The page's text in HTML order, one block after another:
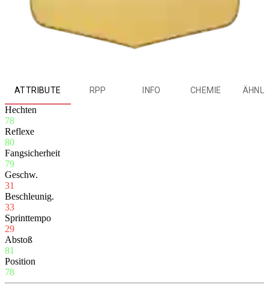
ATTRIBUTE RPP INFO CHEMIE
Hechten
78
Reflexe
80
Fangsicherheit
79
Geschw.
31
Beschleunig.
33
Sprinttempo
29
Abstoß
81
Position
78